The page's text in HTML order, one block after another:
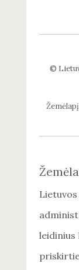
©
leidinius